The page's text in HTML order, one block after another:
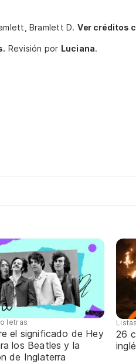
Bramlett D. Ver créditos
Revisión por Luciana.
letras
el significado de Hey
los Beatles y la
de Inglaterra
26